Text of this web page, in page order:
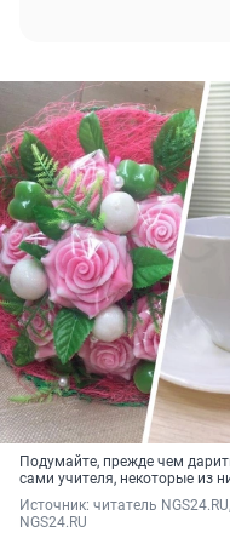
Подумайте, прежде чем
сами учителя, некоторые из
Источник: читатель
NGS24.RU